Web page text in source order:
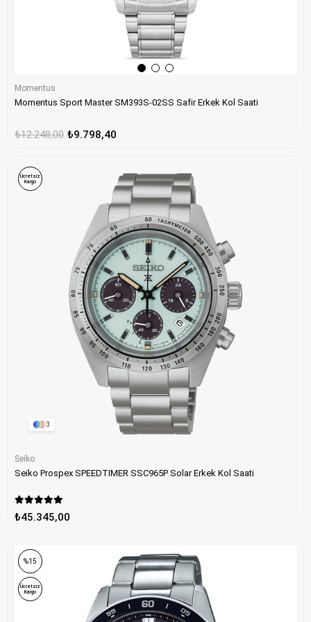
Momentus
Momentus Sport Master SM393S-02SS Safir Erkek Kol Saati
₺9.798,40
₺12.248,00
3
Seiko
Seiko Prospex SPEEDTIMER SSC965P Solar Erkek Kol Saati
₺45.345,00
Ücretsiz
Kargo
%15
Ücretsiz
Kargo